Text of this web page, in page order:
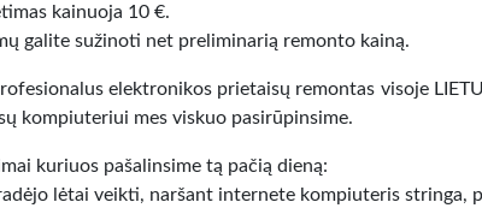
kainuoja 10 €.
galite sužinoti net preliminarią remonto kainą.
elektronikos prietaisų remontas visoje
kompiuteriui mes viskuo pasirūpinsime.
kuriuos pašalinsime tą pačią dieną:
lėtai veikti, naršant internete kompiuteris stringa,